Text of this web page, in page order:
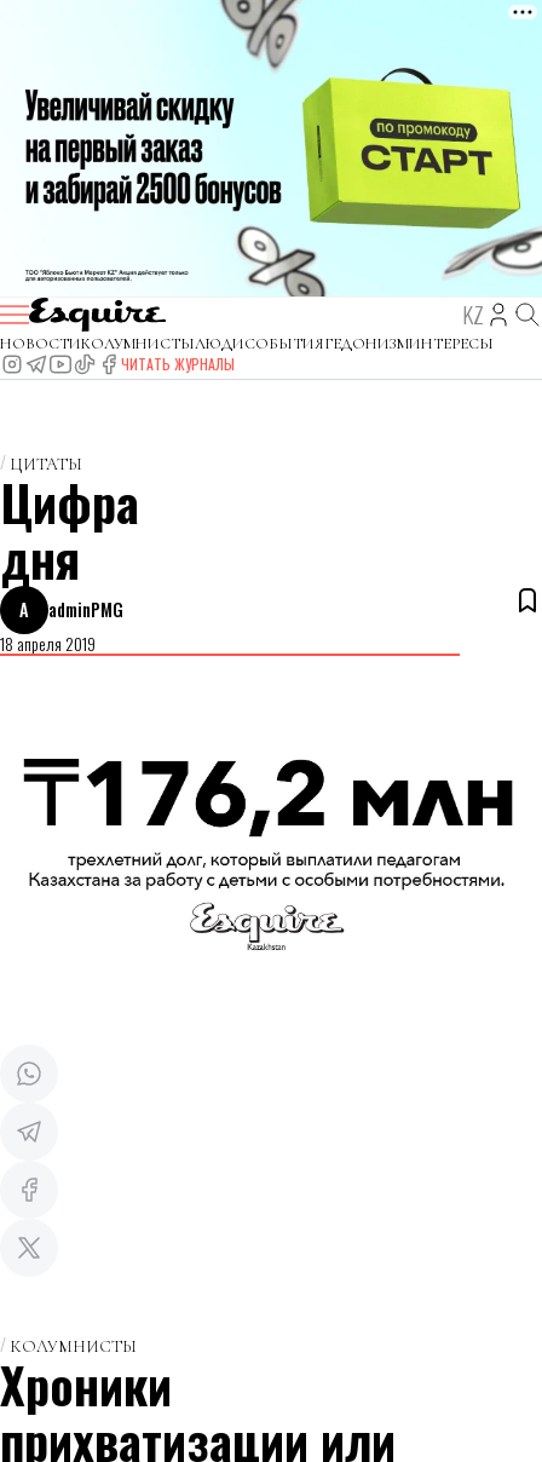
KZ
НОВОСТИКОЛУМНИСТЫЛЮДИСОБЫТИЯГЕДОНИЗМИНТЕРЕСЫ
ЧИТАТЬ ЖУРНАЛЫ
ЦИТАТЫ
Цифра
дня
A
adminPMG
18 апреля 2019
КОЛУМНИСТЫ
Хроники
прихватизации или